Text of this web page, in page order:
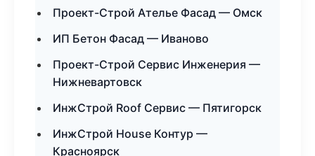
Проект-Строй Ателье Фасад — Омск
ИП Бетон Фасад — Иваново
Проект-Строй Сервис Инженерия —
Нижневартовск
ИнжСтрой Roof Сервис — Пятигорск
ИнжСтрой House Контур —
Красноярск